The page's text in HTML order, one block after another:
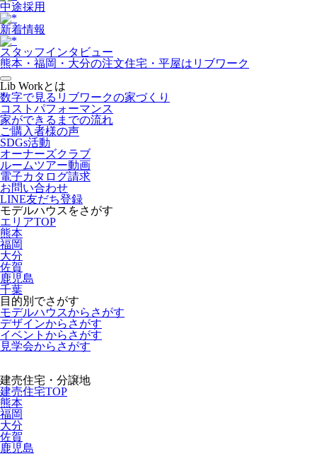
中途採用
新着情報
スタッフインタビュー
熊本・福岡・大分の注文住宅・平屋はリブワーク
Lib Workとは
数字で見るリブワークの家づくり
コストパフォーマンス
家ができるまでの流れ
ご購入者様の声
SDGs活動
オーナーズクラブ
ルームツアー動画
電子カタログ請求
お問い合わせ
LINE友だち登録
モデルハウスをさがす
エリアTOP
熊本
福岡
大分
佐賀
鹿児島
千葉
目的別でさがす
モデルハウスからさがす
デザインからさがす
イベントからさがす
見学会からさがす
建売住宅・分譲地
建売住宅TOP
熊本
福岡
大分
佐賀
鹿児島